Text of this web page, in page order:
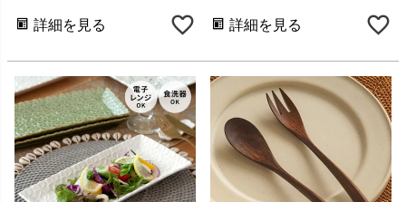
詳細を見る 詳細を見る